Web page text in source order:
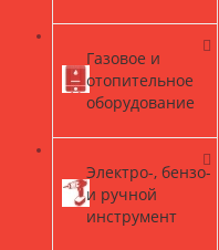
Газовое и
отопительное
оборудование
Электро-, бензо-
и ручной
инструмент